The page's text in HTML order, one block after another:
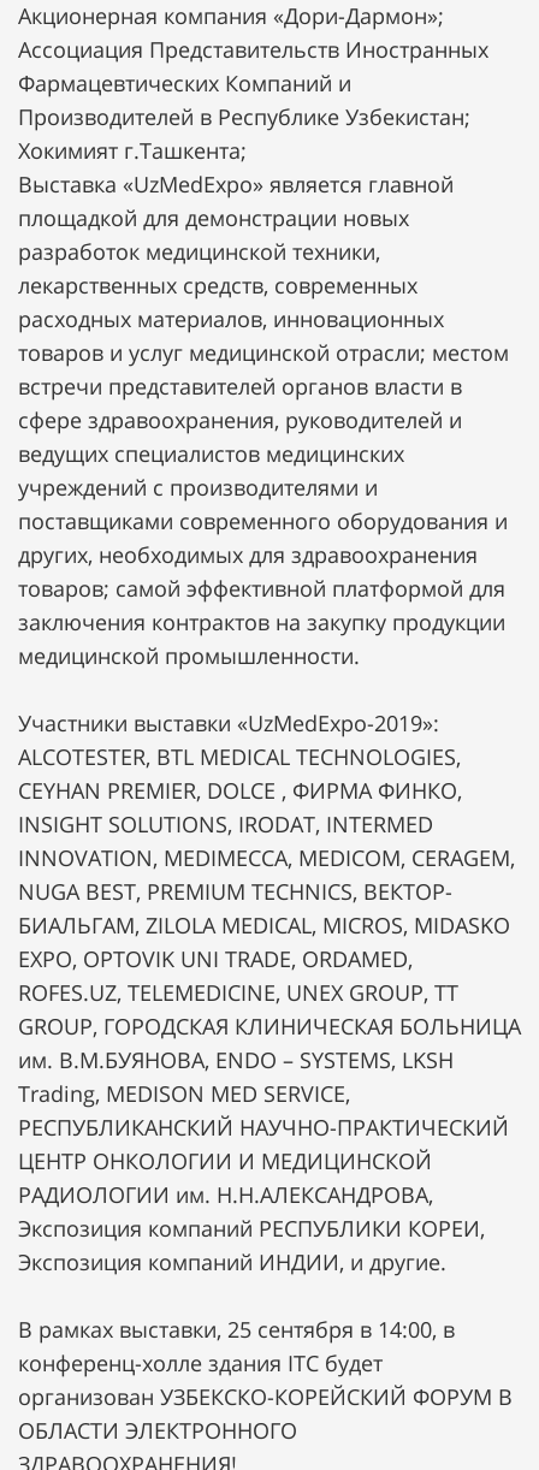
Акционерная компания «Дори-Дармон»;
Ассоциация Представительств Иностранных
Фармацевтических Компаний и
Производителей в Республике Узбекистан;
Хокимият г.Ташкента;
Выставка «UzMedExpo» является главной
площадкой для демонстрации новых
разработок медицинской техники,
лекарственных средств, современных
расходных материалов, инновационных
товаров и услуг медицинской отрасли; местом
встречи представителей органов власти в
сфере здравоохранения, руководителей и
ведущих специалистов медицинских
учреждений с производителями и
поставщиками современного оборудования и
других, необходимых для здравоохранения
товаров; самой эффективной платформой для
заключения контрактов на закупку продукции
медицинской промышленности.
Участники выставки «UzMedExpo-2019»:
ALCOTESTER, BTL MEDICAL TECHNOLOGIES,
CEYHAN PREMIER, DOLCE , ФИРМА ФИНКО,
INSIGHT SOLUTIONS, IRODAT, INTERMED
INNOVATION, MEDIMECCA, MEDICOM, CERAGEM,
NUGA BEST, PREMIUM TECHNICS, ВЕКТОР-
БИАЛЬГАМ, ZILOLA MEDICAL, MICROS, MIDASKO
EXPO, OPTOVIK UNI TRADE, ORDAMED,
ROFES.UZ, TELEMEDICINE, UNEX GROUP, TT
GROUP, ГОРОДСКАЯ КЛИНИЧЕСКАЯ БОЛЬНИЦА
им. В.М.БУЯНОВА, ENDO – SYSTEMS, LKSH
Trading, MEDISON MED SERVICE,
РЕСПУБЛИКАНСКИЙ НАУЧНО-ПРАКТИЧЕСКИЙ
ЦЕНТР ОНКОЛОГИИ И МЕДИЦИНСКОЙ
РАДИОЛОГИИ им. Н.Н.АЛЕКСАНДРОВА,
Экспозиция компаний РЕСПУБЛИКИ КОРЕИ,
Экспозиция компаний ИНДИИ, и другие.
В рамках выставки, 25 сентября в 14:00, в
конференц-холле здания ITC будет
организован УЗБЕКСКО-КОРЕЙСКИЙ ФОРУМ В
ОБЛАСТИ ЭЛЕКТРОННОГО
ЗДРАВООХРАНЕНИЯ!